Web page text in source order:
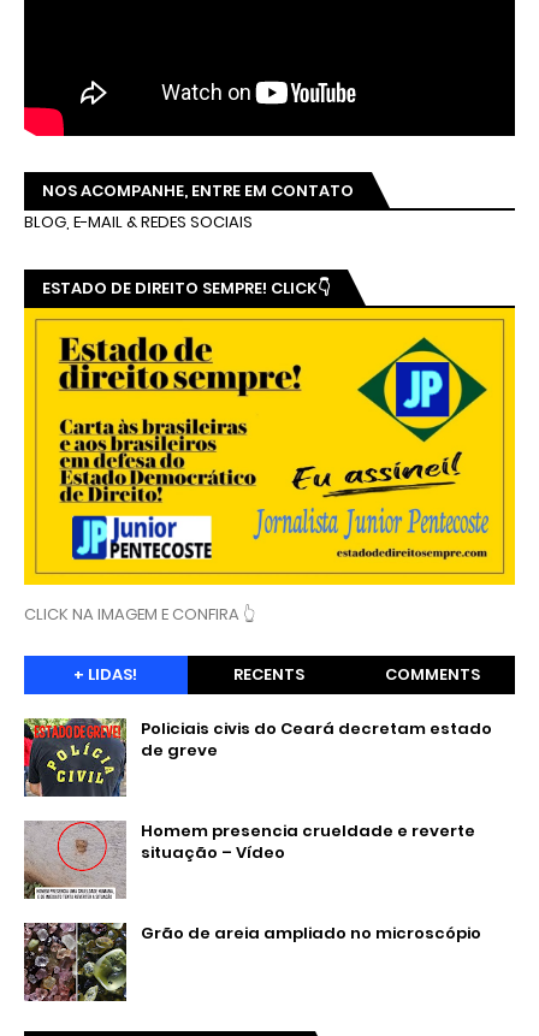
NOS ACOMPANHE, ENTRE EM CONTATO
BLOG, E-MAIL & REDES SOCIAIS
ESTADO DE DIREITO SEMPRE! CLICK👇
CLICK NA IMAGEM E CONFIRA 👆
+ LIDAS! RECENTS COMMENTS
Policiais civis do Ceará decretam estado
de greve
Homem presencia crueldade e reverte
situação – Vídeo
Grão de areia ampliado no microscópio